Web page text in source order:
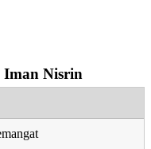
Iman Nisrin